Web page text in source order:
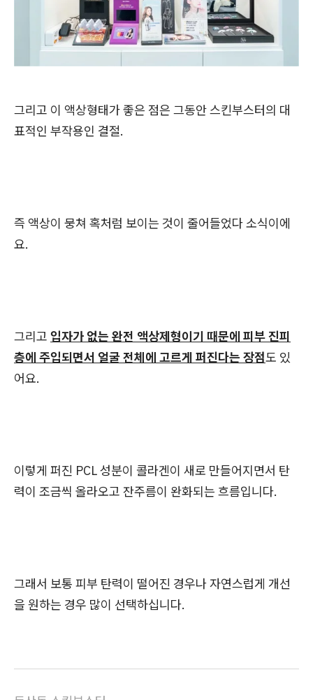
그리고 이 액상형태가 좋은 점은 그동안 스킨부스터의 대
표적인 부작용인 결절.
즉 액상이 뭉쳐 혹처럼 보이는 것이 줄어들었다 소식이에
요.
그리고 입자가 없는 완전 액상제형이기 때문에 피부 진피
층에 주입되면서 얼굴 전체에 고르게 퍼진다는 장점도 있
어요.
이렇게 퍼진 PCL 성분이 콜라겐이 새로 만들어지면서 탄
력이 조금씩 올라오고 잔주름이 완화되는 흐름입니다.
그래서 보통 피부 탄력이 떨어진 경우나 자연스럽게 개선
을 원하는 경우 많이 선택하십니다.